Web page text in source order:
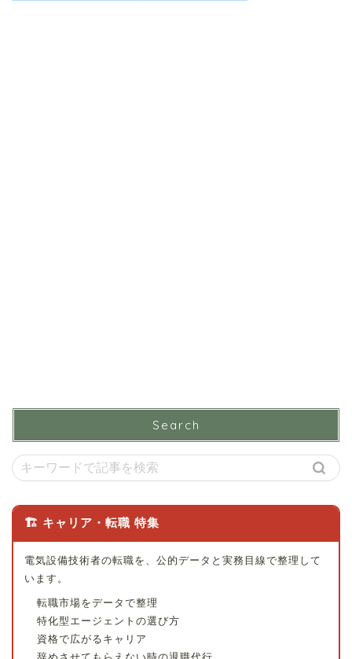
Search
🏗 キャリア・転職 特集
電気設備技術者の転職を、公的データと実務目線で整理して
います。
転職市場をデータで整理
特化型エージェントの選び方
資格で広がるキャリア